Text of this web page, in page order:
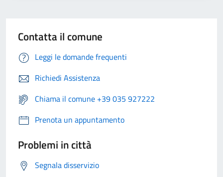
Contatta il comune
Leggi le domande frequenti
Richiedi Assistenza
Chiama il comune +39 035 927222
Prenota un appuntamento
Problemi in città
Segnala disservizio